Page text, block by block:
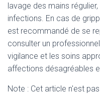
lavage des mains
infections. En cas de
est recommandé de se
consulter un
vigilance et les soins
affections désagréables
Note : Cet article n'est